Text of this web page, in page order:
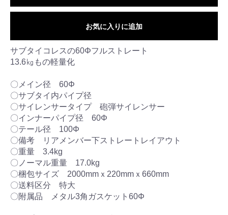
お気に入りに追加
サブタイコレスの60Φフルストレート
13.6㎏もの軽量化
〇メイン径 60Φ
〇サブタイ内パイプ径
〇サイレンサータイプ 砲弾サイレンサー
〇インナーパイプ径 60Φ
〇テール径 100Φ
〇備考 リアメンバー下ストレートレイアウト
〇重量 3.4kg
〇ノーマル重量 17.0kg
〇梱包サイズ 2000mmｘ220mmｘ660mm
〇送料区分 特大
〇附属品 メタル3角ガスケット60Φ